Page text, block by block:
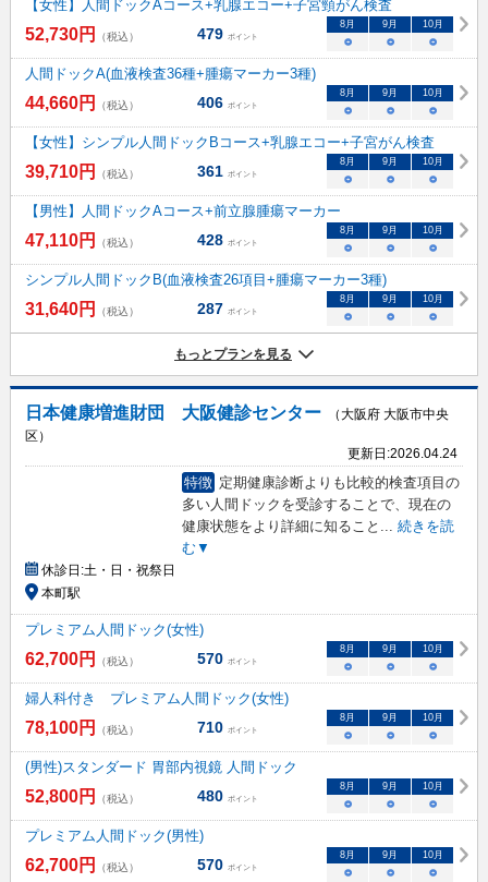
【女性】人間ドックAコース+乳腺エコー+子宮頸がん検査
52,730円 （税込） 479 ポイント
8月 9月 10月
○ ○ ○
人間ドックA(血液検査36種+腫瘍マーカー3種)
44,660円 （税込） 406 ポイント
8月 9月 10月
○ ○ ○
【女性】シンプル人間ドックBコース+乳腺エコー+子宮がん検査
39,710円 （税込） 361 ポイント
8月 9月 10月
○ ○ ○
【男性】人間ドックAコース+前立腺腫瘍マーカー
47,110円 （税込） 428 ポイント
8月 9月 10月
○ ○ ○
シンプル人間ドックB(血液検査26項目+腫瘍マーカー3種)
31,640円 （税込） 287 ポイント
8月 9月 10月
○ ○ ○
もっとプランを見る
日本健康増進財団 大阪健診センター
（大阪府 大阪市中央
区）
更新日:2026.04.24
特徴 定期健康診断よりも比較的検査項目の
多い人間ドックを受診することで、現在の
健康状態をより詳細に知ること ... 続きを読
む▼
休診日:土・日・祝祭日
本町駅
プレミアム人間ドック(女性)
62,700円 （税込） 570 ポイント
8月 9月 10月
○ ○ ○
婦人科付き プレミアム人間ドック(女性)
78,100円 （税込） 710 ポイント
8月 9月 10月
○ ○ ○
(男性)スタンダード 胃部内視鏡 人間ドック
52,800円 （税込） 480 ポイント
8月 9月 10月
○ ○ ○
プレミアム人間ドック(男性)
62,700円 （税込） 570 ポイント
8月 9月 10月
○ ○ ○